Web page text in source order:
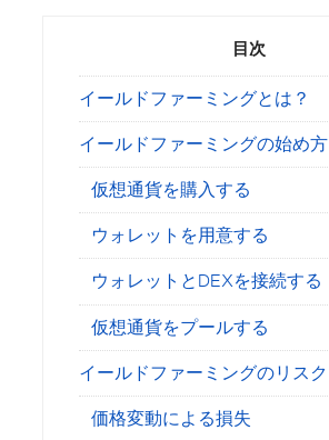
目次
イールドファーミングとは？
イールドファーミングの始め方
仮想通貨を購入する
ウォレットを用意する
ウォレットとDEXを接続する
仮想通貨をプールする
イールドファーミングのリスク
価格変動による損失